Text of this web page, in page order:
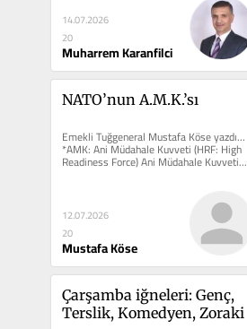
14.07.2026
20
Muharrem Karanfilci
NATO’nun A.M.K.’sı
Emekli Tuğgeneral Mustafa Köse yazdı…
*AMK: Ani Müdahale Kuvveti (HRF: High
Readiness Force) Ani Müdahale Kuvveti...
12.07.2026
20
Mustafa Köse
Çarşamba iğneleri: Genç,
Terslik, Komedyen, Zoraki